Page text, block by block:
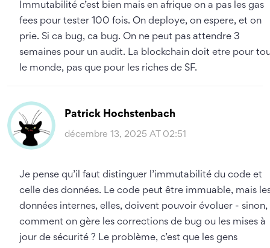
Immutabilité c’est bien mais en afrique on a pas les gas
fees pour tester 100 fois. On deploye, on espere, et on
prie. Si ca bug, ca bug. On ne peut pas attendre 3
semaines pour un audit. La blockchain doit etre pour
le monde, pas que pour les riches de SF.
Patrick Hochstenbach
décembre 13, 2025 AT 02:51
Je pense qu’il faut distinguer l’immutabilité du code et
celle des données. Le code peut être immuable, mais
données internes, elles, doivent pouvoir évoluer - sinon,
comment on gère les corrections de bug ou les mises à
jour de sécurité ? Le problème, c’est que les gens